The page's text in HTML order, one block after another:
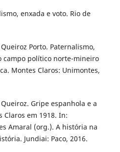
enxada e voto. Rio de
Porto. Paternalismo,
campo político norte-mineiro
Montes Claros: Unimontes,
Gripe espanhola e a
Claros em 1918. In:
Amaral (org.). A história na
Jundiai: Paco, 2016.